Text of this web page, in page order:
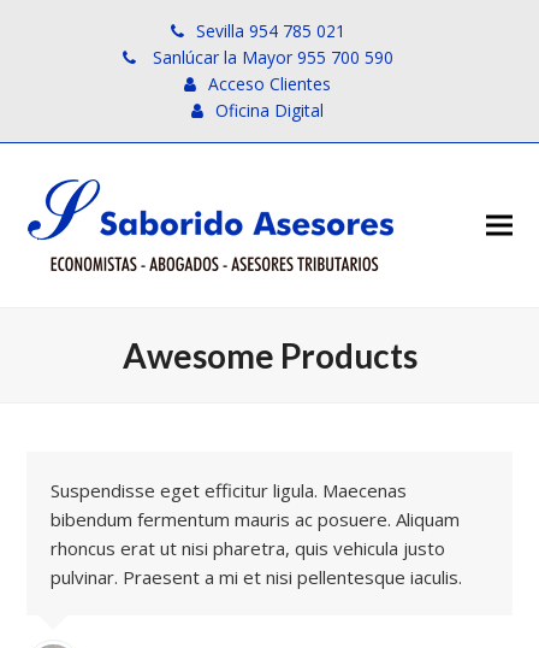
Sevilla 954 785 021
Sanlúcar la Mayor 955 700 590
Acceso Clientes
Oficina Digital
Awesome Products
Suspendisse eget efficitur ligula. Maecenas
bibendum fermentum mauris ac posuere. Aliquam
rhoncus erat ut nisi pharetra, quis vehicula justo
pulvinar. Praesent a mi et nisi pellentesque iaculis.